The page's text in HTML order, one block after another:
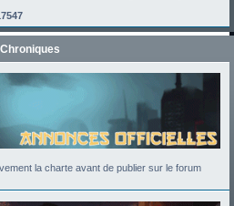
Chroniques
la charte avant de publier sur le forum